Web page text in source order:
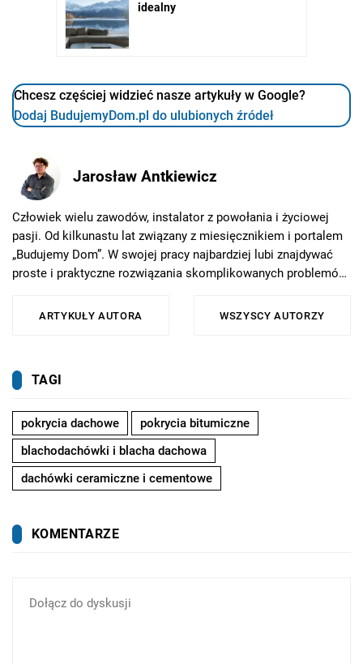
Chcesz częściej widzieć nasze artykuły w Google?
Dodaj BudujemyDom.pl do ulubionych źródeł
Jarosław Antkiewicz
Człowiek wielu zawodów, instalator z powołania i życiowej
pasji. Od kilkunastu lat związany z miesięcznikiem i portalem
„Budujemy Dom”. W swojej pracy najbardziej lubi znajdywać
proste i praktyczne rozwiązania skomplikowanych problemów.
energii oraz zdrowy rozsądek we wszystkich tematach
rowerom.
ARTYKUŁY AUTORA WSZYSCY AUTORZY
TAGI
pokrycia dachowe
pokrycia bitumiczne
blachodachówki i blacha dachowa
dachówki ceramiczne i cementowe
KOMENTARZE